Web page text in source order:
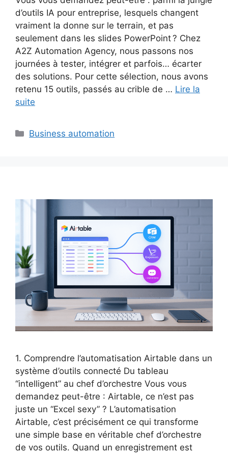
d’outils IA pour entreprise, lesquels changent
vraiment la donne sur le terrain, et pas
seulement dans les slides PowerPoint ? Chez
A2Z Automation Agency, nous passons nos
journées à tester, intégrer et parfois… écarter
des solutions. Pour cette sélection, nous avons
retenu 15 outils, passés au crible de … Lire la
suite
Catégories
Business automation
1. Comprendre l’automatisation Airtable dans un
système d’outils connecté Du tableau
“intelligent” au chef d’orchestre Vous vous
demandez peut-être : Airtable, ce n’est pas
juste un “Excel sexy” ? L’automatisation
Airtable, c’est précisément ce qui transforme
une simple base en véritable chef d’orchestre
de vos outils. Quand un enregistrement est